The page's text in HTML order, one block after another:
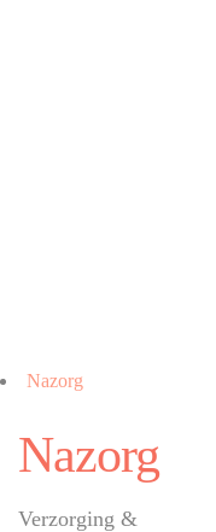
Nazorg
Nazorg
Verzorging &